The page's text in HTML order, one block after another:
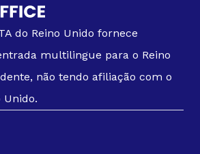
do Reino Unido fornece
multilingue para o Reino
não tendo afiliação com o
Unido.